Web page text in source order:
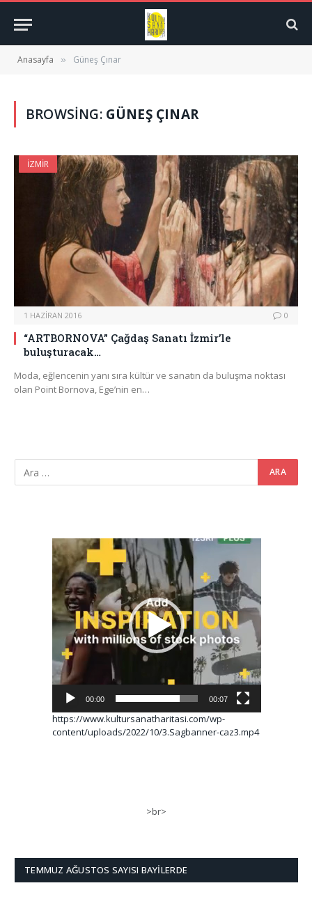
Anasayfa » Güneş Çınar
BROWSING: GÜNEŞ ÇINAR
İZMIR
1 HAZIRAN 2016 0
“ARTBORNOVA” Çağdaş Sanatı İzmir’le
buluşturacak…
Moda, eğlencenin yanı sıra kültür ve sanatın da buluşma noktası
olan Point Bornova, Ege’nin en…
Video
oynatıcı
00:00 00:07
https://www.kultursanatharitasi.com/wp-
content/uploads/2022/10/3.Sagbanner-caz3.mp4
>br>
TEMMUZ AĞUSTOS SAYISI BAYILERDE